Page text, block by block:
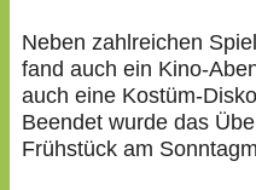
Neben zahlreichen
fand auch ein Kino-
auch eine Kostüm-
Beendet wurde das
Frühstück am